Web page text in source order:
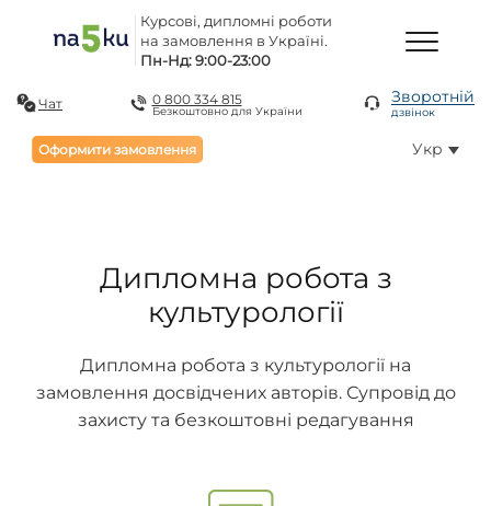
Курсові, дипломні роботи
на замовлення в Україні.
Пн-Нд: 9:00-23:00
Чат 0 800 334 815
Безкоштовно для України
Зворотній
дзвінок
Оформити замовлення Укр
Дипломна робота з
культурології
Дипломна робота з культурології на
замовлення досвідчених авторів. Супровід до
захисту та безкоштовні редагування